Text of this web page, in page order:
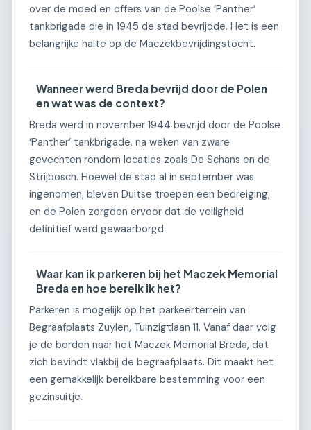
over de moed en offers van de Poolse ‘Panther’
tankbrigade die in 1945 de stad bevrijdde. Het is een
belangrijke halte op de Maczekbevrijdingstocht.
Wanneer werd Breda bevrijd door de Polen
en wat was de context?
Breda werd in november 1944 bevrijd door de Poolse
‘Panther’ tankbrigade, na weken van zware
gevechten rondom locaties zoals De Schans en de
Strijbosch. Hoewel de stad al in september was
ingenomen, bleven Duitse troepen een bedreiging,
en de Polen zorgden ervoor dat de veiligheid
definitief werd gewaarborgd.
Waar kan ik parkeren bij het Maczek Memorial
Breda en hoe bereik ik het?
Parkeren is mogelijk op het parkeerterrein van
Begraafplaats Zuylen, Tuinzigtlaan 11. Vanaf daar volg
je de borden naar het Maczek Memorial Breda, dat
zich bevindt vlakbij de begraafplaats. Dit maakt het
een gemakkelijk bereikbare bestemming voor een
gezinsuitje.